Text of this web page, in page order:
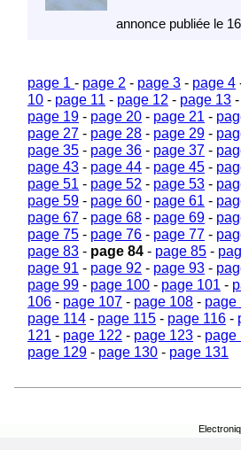
annonce publiée le
page 1 - page 2 - page 3 - page 4
10 - page 11 - page 12 - page 13
page 19 - page 20 - page 21 -
page 27 - page 28 - page 29 -
page 35 - page 36 - page 37 -
page 43 - page 44 - page 45 -
page 51 - page 52 - page 53 -
page 59 - page 60 - page 61 -
page 67 - page 68 - page 69 -
page 75 - page 76 - page 77 -
page 83 - page 84 - page 85 -
page 91 - page 92 - page 93 -
page 99 - page 100 - page 101 -
106 - page 107 - page 108 - page
page 114 - page 115 - page 116 -
121 - page 122 - page 123 - page
page 129 - page 130 - page 131